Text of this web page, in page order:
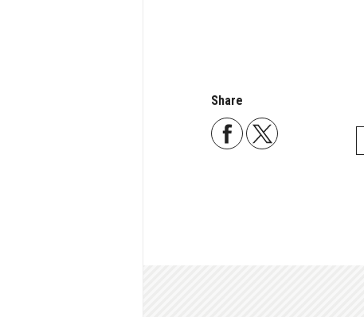
Share